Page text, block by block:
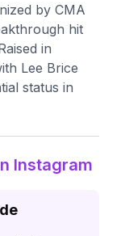
by CMA
hit
in
Lee Brice
status in
Instagram